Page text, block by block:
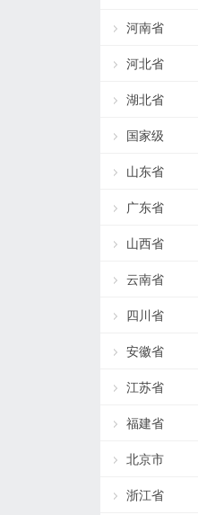
河南省
河北省
湖北省
国家级
山东省
广东省
山西省
云南省
四川省
安徽省
江苏省
福建省
北京市
浙江省